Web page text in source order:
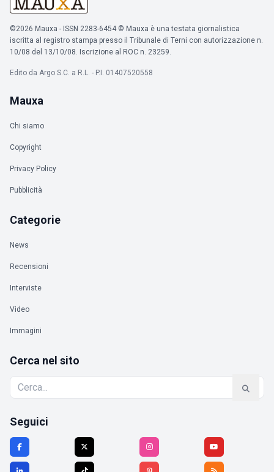
©2026 Mauxa - ISSN 2283-6454 © Mauxa è una testata giornalistica
iscritta al registro stampa presso il Tribunale di Terni con autorizzazione n.
10/08 del 13/10/08. Iscrizione al ROC n. 23259.
Edito da Argo S.C. a R.L. - P.I. 01407520558
Mauxa
Chi siamo
Copyright
Privacy Policy
Pubblicità
Categorie
News
Recensioni
Interviste
Video
Immagini
Cerca nel sito
Seguici